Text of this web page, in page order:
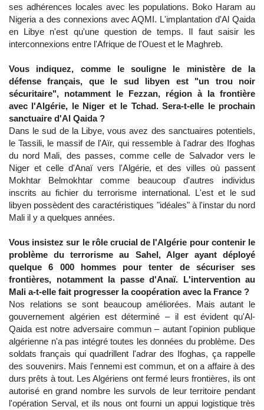
ses adhérences locales avec les populations. Boko Haram au
Nigeria a des connexions avec AQMI. L'implantation d'Al Qaida
en Libye n'est qu'une question de temps. Il faut saisir les
interconnexions entre l'Afrique de l'Ouest et le Maghreb.
Vous indiquez, comme le souligne le ministère de la
défense français, que le sud libyen est "un trou noir
sécuritaire", notamment le Fezzan, région à la frontière
avec l'Algérie, le Niger et le Tchad. Sera-t-elle le prochain
sanctuaire d'Al Qaida ?
Dans le sud de la Libye, vous avez des sanctuaires potentiels,
le Tassili, le massif de l'Aïr, qui ressemble à l'adrar des Ifoghas
du nord Mali, des passes, comme celle de Salvador vers le
Niger et celle d'Anaï vers l'Algérie, et des villes où passent
Mokhtar Belmokhtar comme beaucoup d'autres individus
inscrits au fichier du terrorisme international. L'est et le sud
libyen possèdent des caractéristiques "idéales" à l'instar du nord
Mali il y a quelques années.
Vous insistez sur le rôle crucial de l'Algérie pour contenir le
problème du terrorisme au Sahel, Alger ayant déployé
quelque 6 000 hommes pour tenter de sécuriser ses
frontières, notamment la passe d'Anaï. L'intervention au
Mali a-t-elle fait progresser la coopération avec la France ?
Nos relations se sont beaucoup améliorées. Mais autant le
gouvernement algérien est déterminé – il est évident qu'Al-
Qaida est notre adversaire commun – autant l'opinion publique
algérienne n'a pas intégré toutes les données du problème. Des
soldats français qui quadrillent l'adrar des Ifoghas, ça rappelle
des souvenirs. Mais l'ennemi est commun, et on a affaire à des
durs prêts à tout. Les Algériens ont fermé leurs frontières, ils ont
autorisé en grand nombre les survols de leur territoire pendant
l'opération Serval, et ils nous ont fourni un appui logistique très